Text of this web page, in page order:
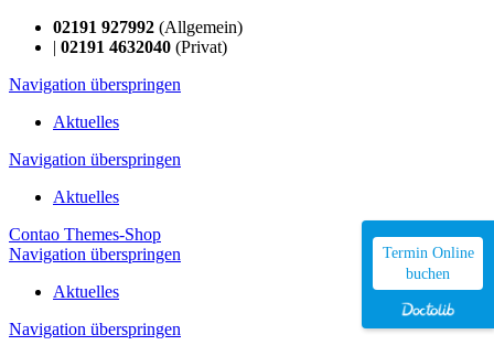
02191 927992 (Allgemein)
| 02191 4632040 (Privat)
Navigation überspringen
Aktuelles
Navigation überspringen
Aktuelles
Contao Themes-Shop
Navigation überspringen
Aktuelles
Navigation überspringen
Termin Online
buchen